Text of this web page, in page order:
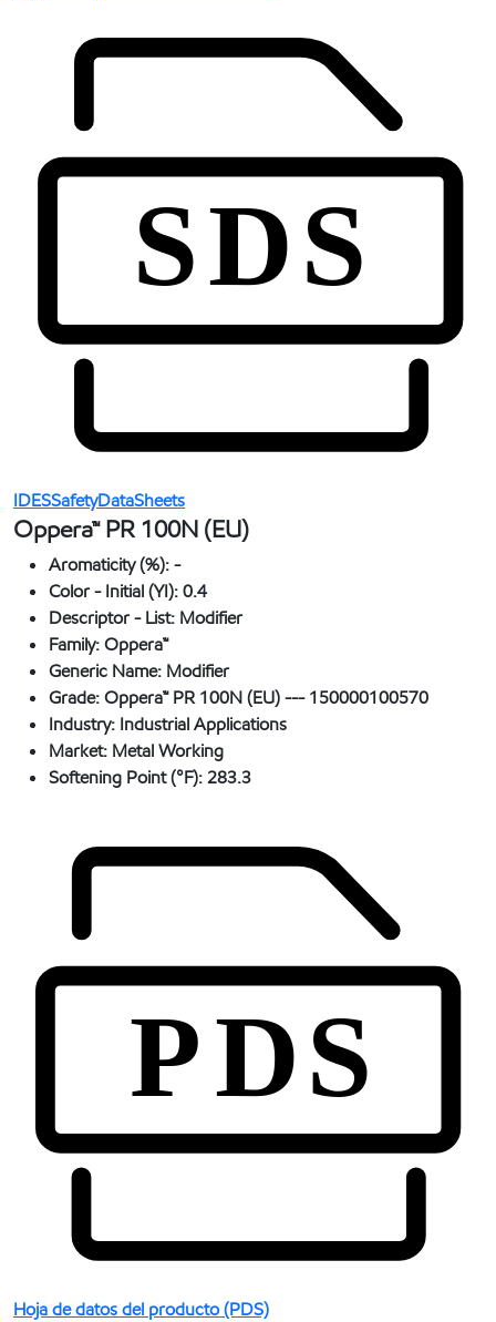
IDESSafetyDataSheets
Oppera™ PR 100N (EU)
Aromaticity (%):-
Color - Initial (YI):0.4
Descriptor - List: Modifier
Family:Oppera™
Generic Name: Modifier
Grade:Oppera™ PR 100N (EU) --- 150000100570
Industry: Industrial Applications
Market: Metal Working
Softening Point (°F):283.3
Hoja de datos del producto (PDS)